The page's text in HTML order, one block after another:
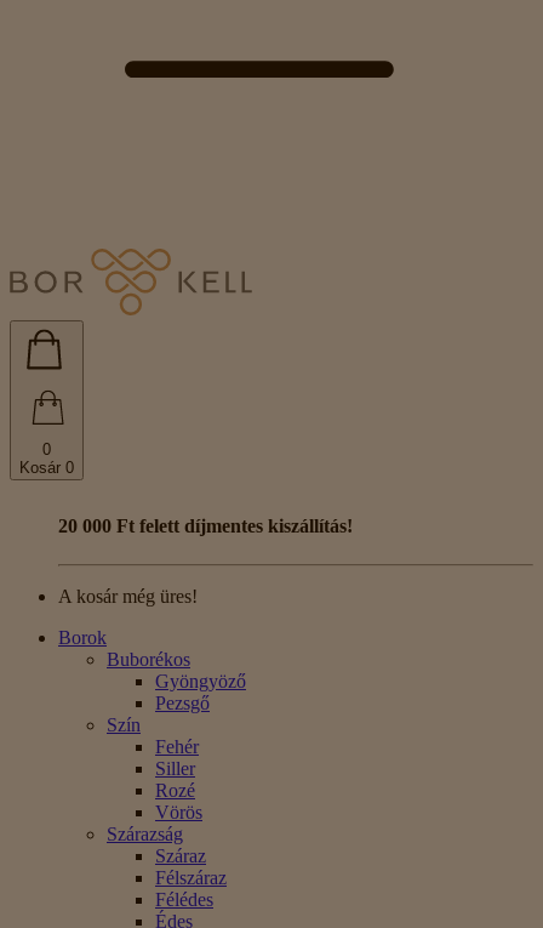
0
Kosár 0
20 000 Ft felett díjmentes kiszállítás!
A kosár még üres!
Borok
Buborékos
Gyöngyöző
Pezsgő
Szín
Fehér
Siller
Rozé
Vörös
Szárazság
Száraz
Félszáraz
Félédes
Édes